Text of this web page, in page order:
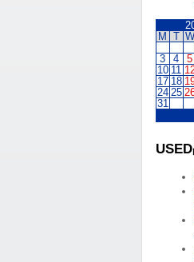
他
M
T W
3
4 5
10 11
17 18
24 25
31